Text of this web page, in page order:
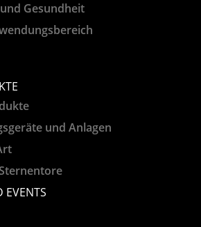
Gesundheit
und Anlagen
EVENTS